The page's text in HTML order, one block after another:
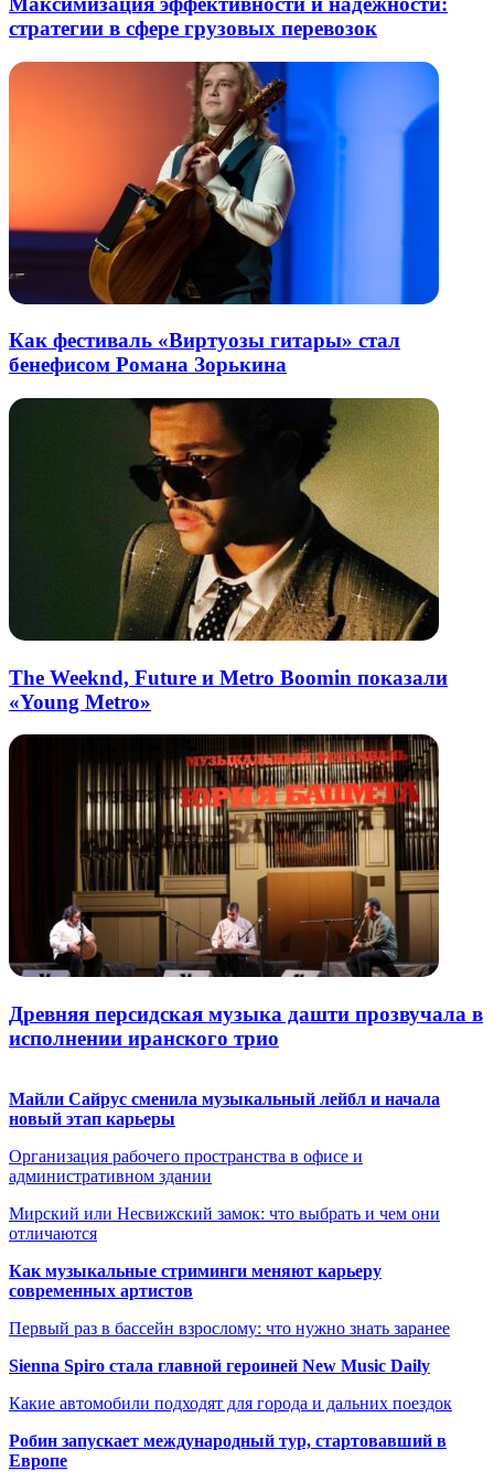
стратегии в сфере грузовых перевозок
Как фестиваль «Виртуозы гитары» стал
бенефисом Романа Зорькина
The Weeknd, Future и Metro Boomin показали
«Young Metro»
Древняя персидская музыка дашти прозвучала в
исполнении иранского трио
Майли Сайрус сменила музыкальный лейбл и начала
новый этап карьеры
Организация рабочего пространства в офисе и
административном здании
Мирский или Несвижский замок: что выбрать и чем они
отличаются
Как музыкальные стриминги меняют карьеру
современных артистов
Первый раз в бассейн взрослому: что нужно знать заранее
Sienna Spiro стала главной героиней New Music Daily
Какие автомобили подходят для города и дальних поездок
Робин запускает международный тур, стартовавший в
Европе